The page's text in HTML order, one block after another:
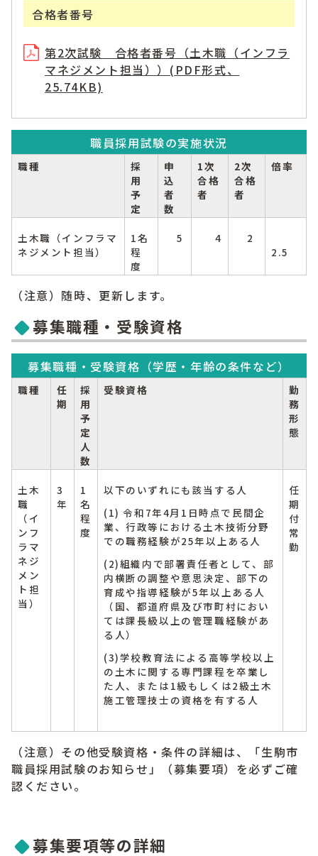
合格者番号
第2次試験 合格者番号（土木職（インフラ
マネジメント担当））(PDF形式、
25.74KB)
職員採用試験の実施状況
職種
採
用
予
定
申
込
者
数
1次
合格
者
2次
合格
者
倍率
土木職（インフラマ
ネジメント担当）
1名
程
度
5 4
2
2.5
（注意）随時、更新します。
募集職種・受験資格
募集職種・受験資格（学歴・年齢の条件など）
職種
任
期
採
用
予
定
人
数
受験資格
勤
務
形
態
土木
職
（イ
ンフ
ラマ
ネジ
メン
ト担
当）
3
年
1
名
程
度
以下のいずれにも該当する人
(1) 令和7年4月1日時点で民間企
業、行政等における土木技術分野
での職務経験が25年以上ある人
(2)組織内で部署責任者として、部
内横断の調整や意思決定、部下の
育成や指導経験が5年以上ある人
（国、都道府県及び市町村におい
ては課長級以上の管理職経験があ
る人）
(3)学校教育法による高等学校以上
の土木に関する専門課程を卒業し
た人、または1級もしくは2級土木
施工管理技士の資格を有する人
任
期
付
常
勤
（注意）その他受験資格・条件の詳細は、「生駒市
職員採用試験のお知らせ」（募集要項）を必ずご確
認ください。
募集要項等の詳細